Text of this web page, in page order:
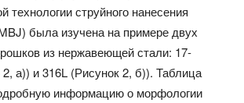
технологии струйного нанесения
была изучена на примере двух
из нержавеющей стали: 17-
а)) и 316L (Рисунок 2, б)). Таблица
информацию о морфологии